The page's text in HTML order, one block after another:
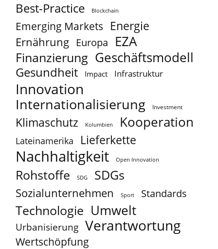
Best-Practice Blockchain
Emerging Markets Energie
Ernährung Europa EZA
Finanzierung Geschäftsmodell
Gesundheit Impact Infrastruktur
Innovation
Internationalisierung Investment
Klimaschutz Kolumbien Kooperation
Lateinamerika Lieferkette
Nachhaltigkeit Open Innovation
Rohstoffe SDG SDGs
Sozialunternehmen Sport Standards
Technologie Umwelt
Urbanisierung Verantwortung
Wertschöpfung